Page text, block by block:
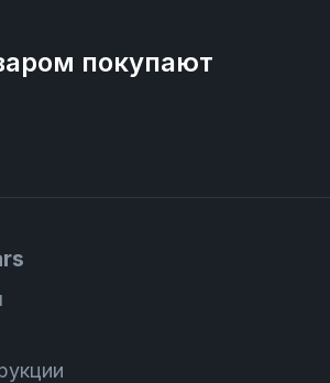
покупают